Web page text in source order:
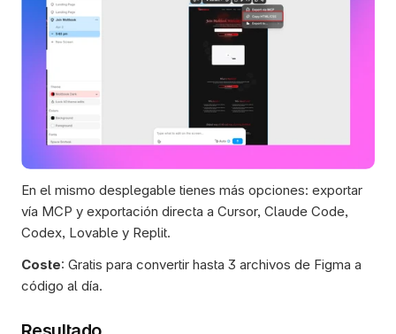
En el mismo desplegable tienes más opciones: exportar
vía MCP y exportación directa a Cursor, Claude Code,
Codex, Lovable y Replit.
Coste: Gratis para convertir hasta 3 archivos de Figma a
código al día.